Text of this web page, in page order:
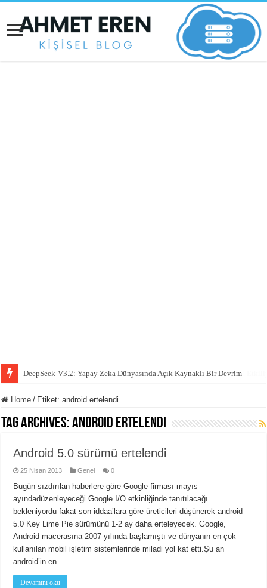
DeepSeek-V3.2: Yapay Zeka Dünyasında Açık Kaynaklı Bir Devrim
Evdeki Garip Seslerin Sırrı: Şebeke Elektriği Elektroniklerinizi Nasıl
Home / Etiket:android ertelendi
Tag Archives:android ertelendi
Android 5.0 sürümü ertelendi
25 Nisan 2013 Genel 0
Bugün sızdırılan haberlere göre Google firması mayıs
ayındadüzenleyeceği Google I/O etkinliğinde tanıtılacağı
bekleniyordu fakat son iddaa’lara göre üreticileri düşünerek android
5.0 Key Lime Pie sürümünü 1-2 ay daha erteleyecek. Google,
Android macerasına 2007 yılında başlamıştı ve dünyanın en çok
kullanılan mobil işletim sistemlerinde miladi yol kat etti.Şu an
android’in en …
Devamını oku